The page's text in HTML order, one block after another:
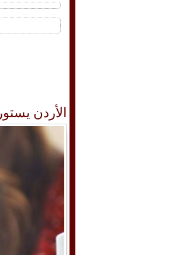
الأردن يستورد 259 ألف جهاز خلوي بـ 26 مليون دينار